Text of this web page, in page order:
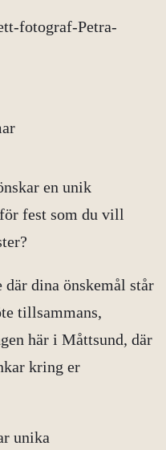
en unik
fest som du vill
dina önskemål står
tillsammans,
här i Måttsund, där
kring er
unika